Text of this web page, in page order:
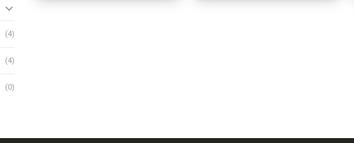
(4)
(4)
(0)